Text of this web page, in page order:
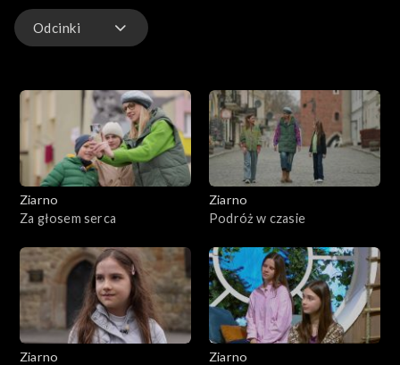
Odcinki
Ziarno
Za głosem serca
Ziarno
Podróż w czasie
Ziarno
Ziarno